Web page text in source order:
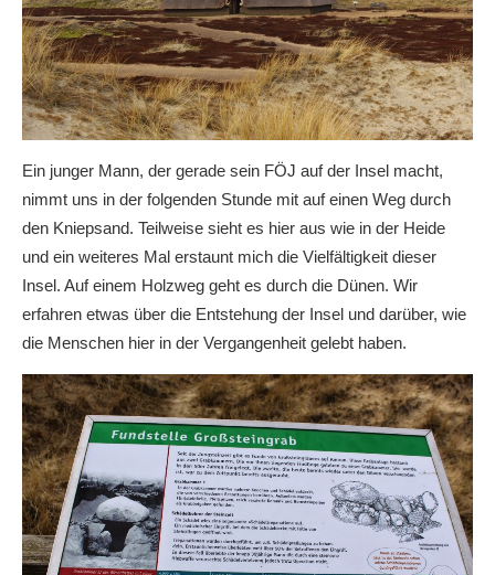
Ein junger Mann, der gerade sein FÖJ auf der Insel macht,
nimmt uns in der folgenden Stunde mit auf einen Weg durch
den Kniepsand. Teilweise sieht es hier aus wie in der Heide
und ein weiteres Mal erstaunt mich die Vielfältigkeit dieser
Insel. Auf einem Holzweg geht es durch die Dünen. Wir
erfahren etwas über die Entstehung der Insel und darüber, wie
die Menschen hier in der Vergangenheit gelebt haben.